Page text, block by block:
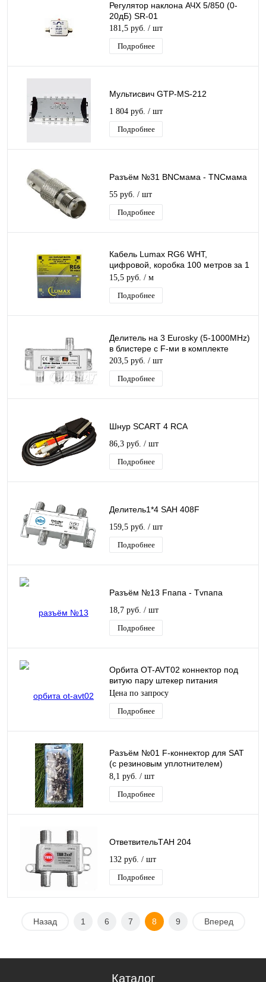
Регулятор наклона АЧХ 5/850 (0-
20дБ) SR-01
181,5 руб. / шт
Подробнее
Мультисвич GTP-MS-212
1 804 руб. / шт
Подробнее
Разъём №31 BNCмама - TNCмама
55 руб. / шт
Подробнее
Кабель Lumax RG6 WHT,
цифровой, коробка 100 метров за 1
метр
15,5 руб. / м
Подробнее
Делитель на 3 Eurosky (5-1000MHz)
в блистере с F-ми в комплекте
203,5 руб. / шт
Подробнее
Шнур SCART 4 RCA
86,3 руб. / шт
Подробнее
Делитель1*4 SAH 408F
159,5 руб. / шт
Подробнее
Разъём №13 Fпапа - Tvпапа
18,7 руб. / шт
Подробнее
Орбита OT-AVT02 коннектор под
витую пару штекер питания
(УПАКОВКА 100шт)
Цена по запросу
Подробнее
Разъём №01 F-коннектор для SAT
(с резиновым уплотнителем)
Run&Teng (блистер 100 шт)
8,1 руб. / шт
Подробнее
ОтветвительТАН 204
132 руб. / шт
Подробнее
Назад 1 6 7 8 9 Вперед
Каталог